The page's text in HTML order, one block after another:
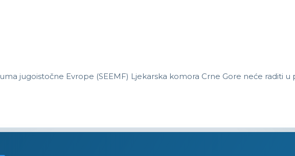
jugoistočne Evrope (SEEMF) Ljekarska komora Crne Gore neće raditi